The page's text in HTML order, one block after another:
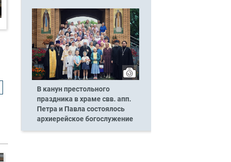
В канун престольного
праздника в храме свв. апп.
Петра и Павла состоялось
архиерейское богослужение